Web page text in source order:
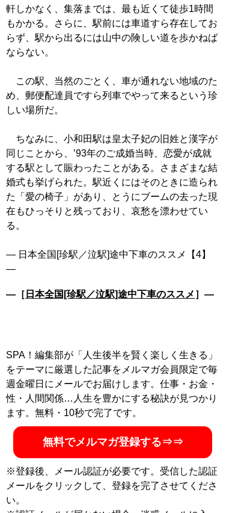
軒しかなく、集落までは、最も近くて徒歩1時間
もかかる。さらに、駅前には車道すら存在してお
らず、駅から出るには山中の険しい道を歩かねば
ならない。
この駅、当然のごとく、車が通れない地域のた
め、郵便配達員ですら列車でやって来るという珍
しい場所だ。
ちなみに、小和田駅は皇太子妃の旧姓と漢字が
同じことから、’93年のご成婚当時、恋愛が成就
する駅として賑わったことがある。さまざまな結
婚式も挙げられた。駅近くにはそのときに造られ
た「愛の椅子」があり、とうにブームの去った現
在もひっそりと残っており、哀愁を漂わせてい
る。
― 日本全国[珍駅／泣駅]途中下車のススメ【4】
―［ 日本全国[珍駅／泣駅]途中下車のススメ ］―
SPA！編集部が「人生後半を賢く楽しく生きる」
をテーマに厳選した記事をメルマガ会員限定で毎
週金曜日にメールでお届けします。仕事・お金・
性・人間関係…人生を豊かにする秘訣が見つかり
ます。無料・10秒で完了です。
無料でメルマガ登録する⇒⇒
※登録後、メール認証が必要です。受信した認証
メールをクリックして、登録を完了させてくださ
い。